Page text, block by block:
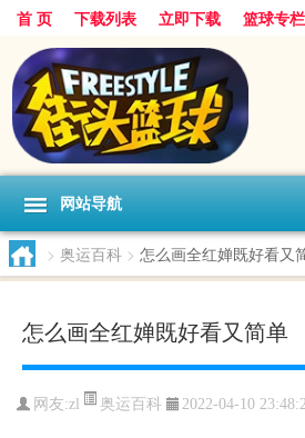
首 页 下载列表 立即下载 篮球专栏
网站导航
> 奥运百科 > 怎么画全红婵既好看又
怎么画全红婵既好看又简单
网友:zl 奥运百科 2022-04-10